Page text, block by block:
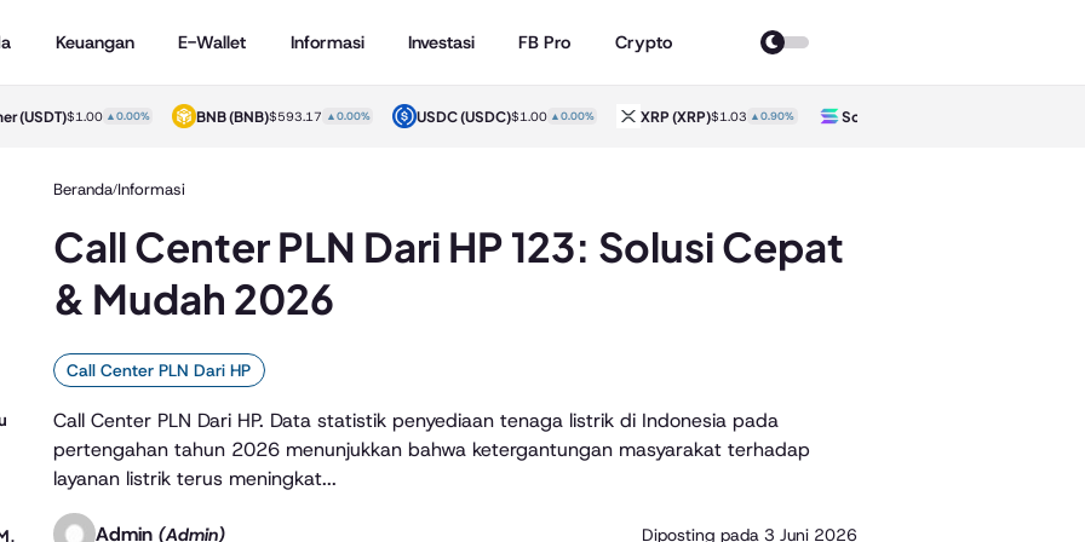
Keuangan E-Wallet Informasi Investasi FB Pro Crypto
(USDT)$1.00 ▲0.00% BNB(BNB)$593.17 ▲0.00% USDC(USDC)$1.00 ▲0.00% XRP (XRP)$1.03 ▲0.90% Solana
Beranda/Informasi
Call Center PLN Dari HP 123: Solusi Cepat
& Mudah 2026
Call Center PLN Dari HP
Call Center PLN Dari HP. Data statistik penyediaan tenaga listrik di Indonesia pada
pertengahan tahun 2026 menunjukkan bahwa ketergantungan masyarakat terhadap
layanan listrik terus meningkat...
Admin (Admin) Diposting pada 3 Juni 2026